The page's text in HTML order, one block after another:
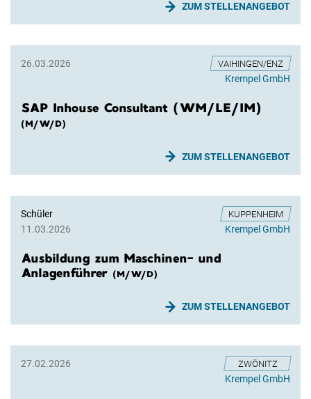
ZUM STELLENANGEBOT
26.03.2026 VAIHINGEN/ENZ
Krempel GmbH
SAP Inhouse Consultant (WM/LE/IM)
(M/W/D)
ZUM STELLENANGEBOT
Schüler
11.03.2026
KUPPENHEIM
Krempel GmbH
Ausbildung zum Maschinen- und
Anlagenführer (M/W/D)
ZUM STELLENANGEBOT
27.02.2026 ZWÖNITZ
Krempel GmbH